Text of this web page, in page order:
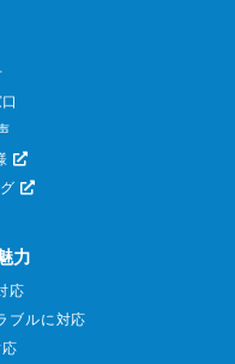
グ
力
応
ブルに対応